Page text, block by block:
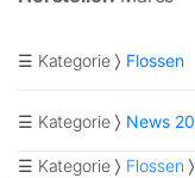
☰ Kategorie Flossen
☰ Kategorie News
☰ Kategorie Flossen